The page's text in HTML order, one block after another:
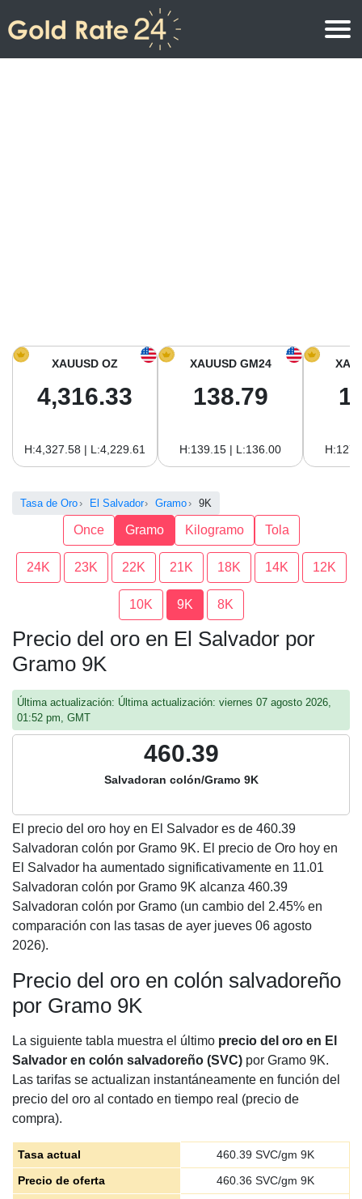
Precio del Oro hoy en América del sur
XAUUSD OZ
4,316.33
H:4,327.58 | L:4,229.61
XAUUSD GM24
138.79
H:139.15 | L:136.00
Tasa de Oro El Salvador Gramo 9K
Once Gramo Kilogramo Tola
24K 23K 22K 21K 18K 14K 12K
10K 9K 8K
Precio del oro en El Salvador por
Gramo 9K
Última actualización: Última actualización: viernes 07 agosto 2026,
01:52 pm, GMT
460.39
Salvadoran colón/Gramo 9K
El precio del oro hoy en El Salvador es de 460.39
Salvadoran colón por Gramo 9K. El precio de Oro hoy en
El Salvador ha aumentado significativamente en 11.01
Salvadoran colón por Gramo 9K alcanza 460.39
Salvadoran colón por Gramo (un cambio del 2.45% en
comparación con las tasas de ayer jueves 06 agosto
2026).
Precio del oro en colón salvadoreño
por Gramo 9K
La siguiente tabla muestra el último precio del oro en El
Salvador en colón salvadoreño (SVC) por Gramo 9K.
Las tarifas se actualizan instantáneamente en función del
precio del oro al contado en tiempo real (precio de
compra).
Tasa actual 460.39SVC/gm 9K
Precio de oferta
460.36 SVC/gm 9K